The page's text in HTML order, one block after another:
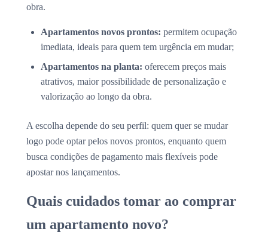
obra.
Apartamentos novos prontos: permitem ocupação
imediata, ideais para quem tem urgência em mudar;
Apartamentos na planta: oferecem preços mais
atrativos, maior possibilidade de personalização e
valorização ao longo da obra.
A escolha depende do seu perfil: quem quer se mudar
logo pode optar pelos novos prontos, enquanto quem
busca condições de pagamento mais flexíveis pode
apostar nos lançamentos.
Quais cuidados tomar ao comprar
um apartamento novo?